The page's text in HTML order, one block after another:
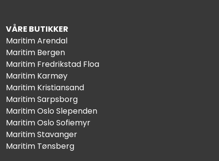
VÅRE BUTIKKER
Maritim Arendal
Maritim Bergen
Maritim Fredrikstad Floa
Maritim Karmøy
Maritim Kristiansand
Maritim Sarpsborg
Maritim Oslo Slependen
Maritim Oslo Sofiemyr
Maritim Stavanger
Maritim Tønsberg